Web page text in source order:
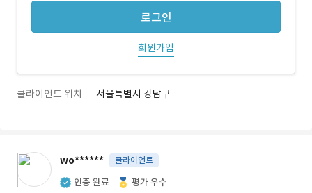
로그인
회원가입
클라이언트 위치 서울특별시 강남구
wo****** 클라이언트
인증 완료 평가 우수